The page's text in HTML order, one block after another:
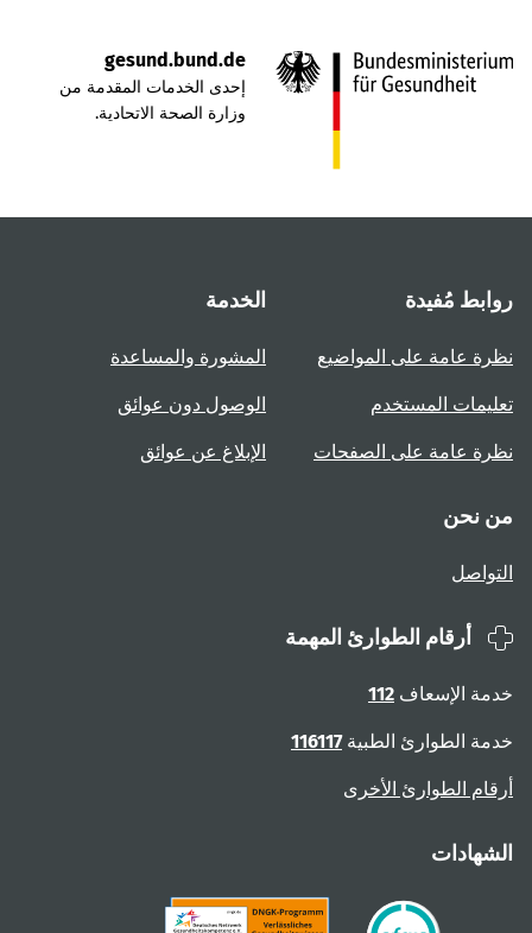
gesund.bund.de
إحدى الخدمات المقدمة من
وزارة الصحة الاتحادية.
روابط مُفيدة
نظرة عامة على المواضيع
تعليمات المستخدم
نظرة عامة على الصفحات
الخدمة
المشورة والمساعدة
الوصول دون عوائق
الإبلاغ عن عوائق
من نحن
التواصل
أرقام الطوارئ المهمة
خدمة الإسعاف 112
خدمة الطوارئ الطبية116117
أرقام الطوارئ الأخرى
الشهادات